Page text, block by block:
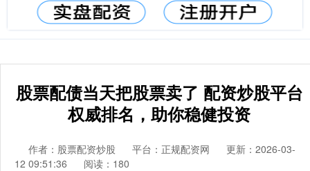
股票配债当天把股票卖了 配资炒股平台
权威排名，助你稳健投资
作者：股票配资炒股 平台：正规配资网
更新：2026-03-
12 09:51:36
阅读：180